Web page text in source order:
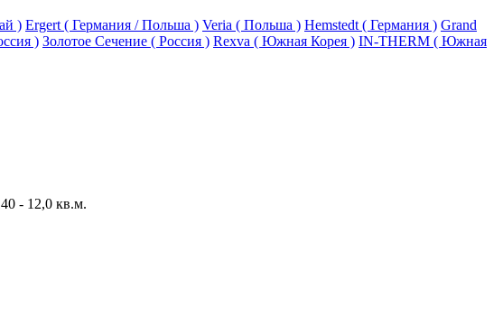
) Ergert ( Германия / Польша ) Veria ( Польша ) Hemstedt ( Германия ) Grand
) Золотое Сечение ( Россия ) Rexva ( Южная Корея ) IN-THERM ( Южная
- 12,0 кв.м.